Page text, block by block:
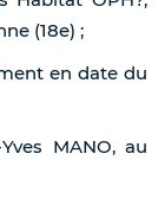
(18e) ;
en date du
MANO, au